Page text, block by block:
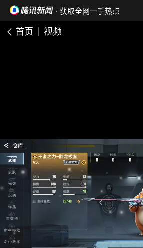
· 获取全网一手热点
首页 视频